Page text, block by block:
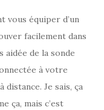
vous équiper d’un
facilement dans
aidée de la sonde
à votre
Je sais, ça
ça, mais c’est